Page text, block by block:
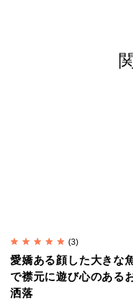
青や、深海のような
細部にこだわ
制作は細部までこだわ
(3)
愛嬌ある顔した大きな
で襟元に遊び心のある
洒落